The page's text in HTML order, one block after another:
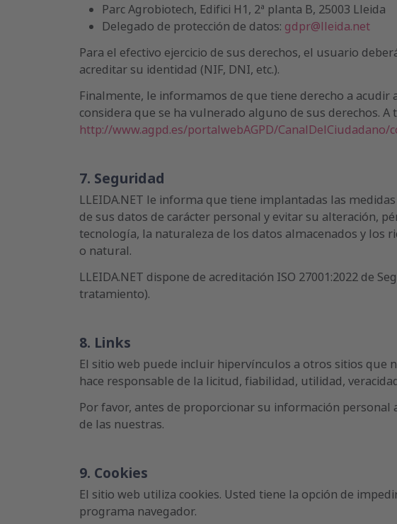
Parc Agrobiotech, Edifici H1, 2ª planta B, 25003 Lleida
Delegado de protección de datos: gdpr@lleida.net
Para el efectivo ejercicio de sus derechos, el usuario
acreditar su identidad (NIF, DNI, etc.).
Finalmente, le informamos de que tiene derecho a acudir
considera que se ha vulnerado alguno de sus derechos.
http://www.agpd.es/portalwebAGPD/
7. Seguridad
LLEIDA.NET le informa que tiene implantadas las
de sus datos de carácter personal y evitar su alteración,
tecnología, la naturaleza de los datos almacenados y los
o natural.
LLEIDA.NET dispone de acreditación ISO 27001:2022 de
tratamiento).
8. Links
El sitio web puede incluir hipervínculos a otros sitios que
hace responsable de la licitud, fiabilidad, utilidad,
Por favor, antes de proporcionar su información
de las nuestras.
9. Cookies
El sitio web utiliza cookies. Usted tiene la opción de
programa navegador.